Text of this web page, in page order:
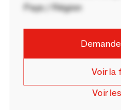
Pays / Région
Voir la
Voir